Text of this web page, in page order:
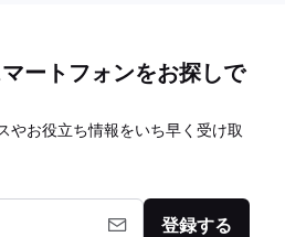
ートフォンをお探しで
やお役立ち情報をいち早く受け取
登録する